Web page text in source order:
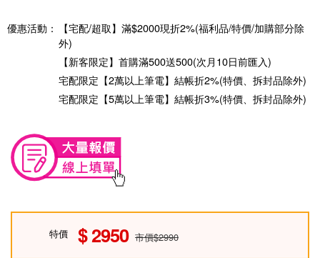
優惠活動：
【宅配/超取】滿$2000現折2%(福利品/特價/加購部分除
外)
【新客限定】首購滿500送500(次月10日前匯入)
宅配限定【2萬以上筆電】結帳折2%(特價、拆封品除外)
宅配限定【5萬以上筆電】結帳折3%(特價、拆封品除外)
特價 2950 市價$2990